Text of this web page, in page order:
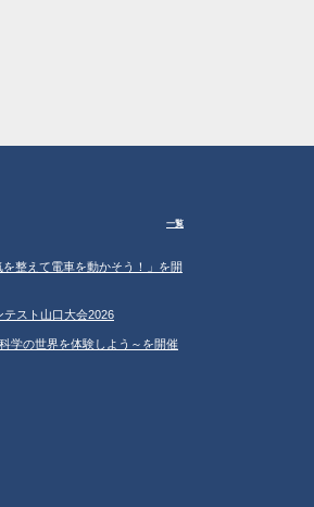
一覧
整えて電車を動かそう！」を開
スト山口大会2026
学の世界を体験しよう～を開催